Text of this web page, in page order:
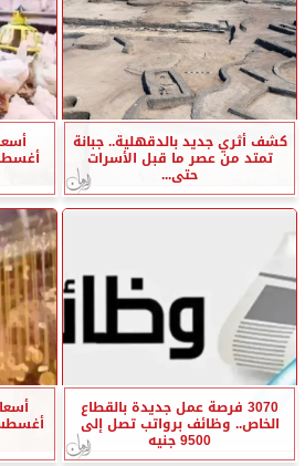
كشف أثري جديد بالدقهلية.. جبانة
تمتد من عصر ما قبل الأسرات
حتى...
3070 فرصة عمل جديدة بالقطاع
الخاص.. وظائف برواتب تصل إلى
9500 جنيه